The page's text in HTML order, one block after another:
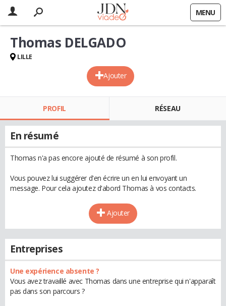
MENU
Ajouter
Thomas DELGADO
LILLE
PROFIL RÉSEAU
En résumé
Thomas n'a pas encore ajouté de résumé à son profil.
Vous pouvez lui suggérer d'en écrire un en lui envoyant un
message. Pour cela ajoutez d'abord Thomas à vos contacts.
Ajouter
Entreprises
Une expérience absente ?
Vous avez travaillé avec Thomas dans une entreprise qui n'apparaît
pas dans son parcours ?